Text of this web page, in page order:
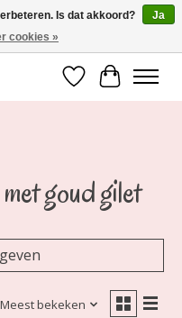
maat 34 t/m 54
Verlanglijst
goud gilet
Meest bekeken
Is dat akkoord?
Ja
cookies »